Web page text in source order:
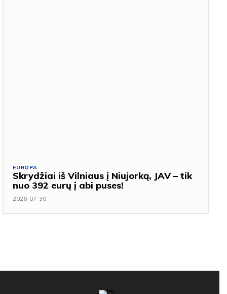
EUROPA
Skrydžiai iš Vilniaus į Niujorką, JAV – tik
nuo 392 eurų į abi puses!
2026-07-30